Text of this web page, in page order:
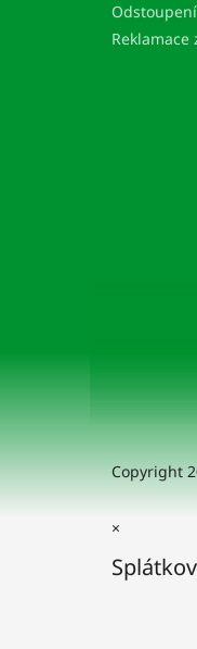
Reklamace
Copyright
×